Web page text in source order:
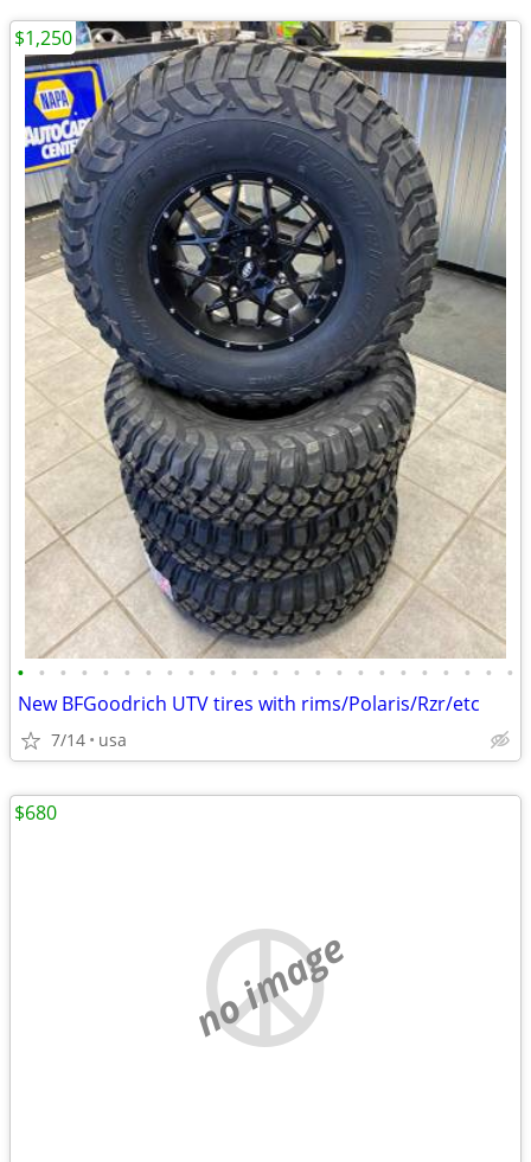
• • • • • • • • • • • • • • • • • • • • • • • •
New BFGoodrich UTV tires with rims/Polaris/Rzr/etc
7/14 usa
$1,250
no image
$680